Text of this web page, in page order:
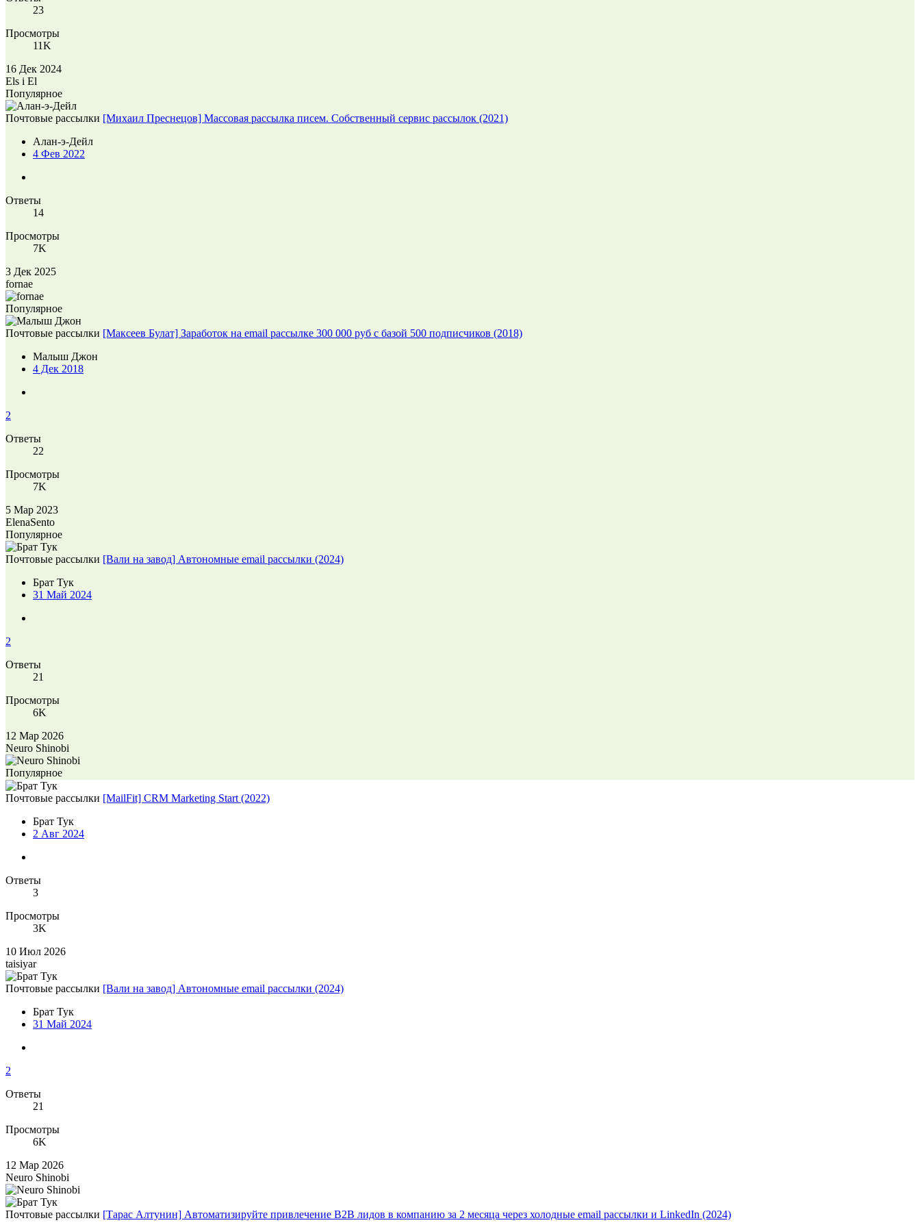
23
Просмотры
11K
16 Дек 2024
Els i El
Популярное
Почтовые рассылки [Михаил Преснецов] Массовая рассылка писем. Собственный сервис рассылок (2021)
Алан-э-Дейл
4 Фев 2022
Ответы
14
Просмотры
7K
3 Дек 2025
fornae
Популярное
Почтовые рассылки [Максеев Булат] Заработок на email рассылке 300 000 руб с базой 500 подписчиков (2018)
Малыш Джон
4 Дек 2018
2
Ответы
22
Просмотры
7K
5 Мар 2023
ElenaSento
Популярное
Почтовые рассылки [Вали на завод] Автономные email рассылки (2024)
Брат Тук
31 Май 2024
2
Ответы
21
Просмотры
6K
12 Мар 2026
Neuro Shinobi
Популярное
Почтовые рассылки [MailFit] CRM Marketing Start (2022)
Брат Тук
2 Авг 2024
Ответы
3
Просмотры
3K
10 Июл 2026
taisiyar
Почтовые рассылки [Вали на завод] Автономные email рассылки (2024)
Брат Тук
31 Май 2024
2
Ответы
21
Просмотры
6K
12 Мар 2026
Neuro Shinobi
Почтовые рассылки [Тарас Алтунин] Автоматизируйте привлечение B2B лидов в компанию за 2 месяца через холодные email рассылки и LinkedIn (2024)